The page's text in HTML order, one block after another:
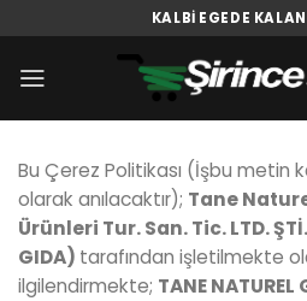
to
content
KALBI EGEDE
Bu Çerez Politikası (İşbu metin
olarak anılacaktır); Tane
Ürünleri Tur. San. Tic. LTD. ŞTİ.
GIDA) tarafından işletilmekte
ilgilendirmekte; TANE NATUREL